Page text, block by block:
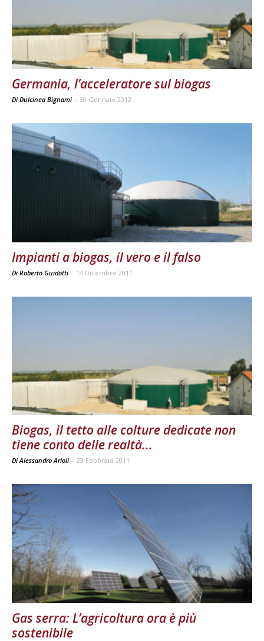
Germania, l’acceleratore sul biogas
Di Dulcinea Bignami - 30 Gennaio 2012
Impianti a biogas, il vero e il falso
Di Roberto Guidotti - 14 Dicembre 2011
Biogas, il tetto alle colture dedicate non
tiene conto delle realtà...
Di Alessandro Arioli - 23 Febbraio 2011
Gas serra: L’agricoltura ora è più
sostenibile